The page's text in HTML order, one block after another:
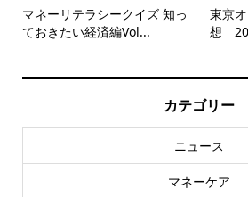
マネーリテラシークイズ 知っ
ておきたい経済編Vol...
東京
想
カテゴリー
ニュース
マネーケア